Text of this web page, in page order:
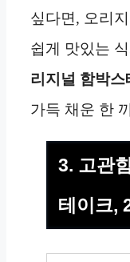
싶다면, 오리
쉽게 맛있는
리지널 함박스
가득 채운 한
3. 고관
테이크,